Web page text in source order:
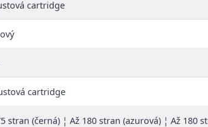
cartridge
cartridge
stran (černá) ¦ Až 180 stran (azurová) ¦ Až 180